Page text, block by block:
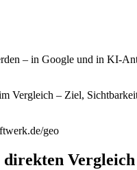
– in Google und in KI-
geo
Vergleich